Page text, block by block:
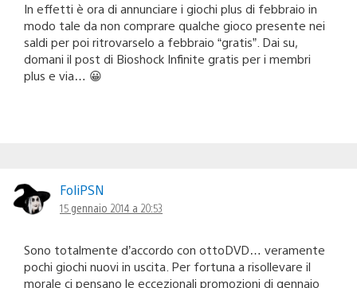
In effetti è ora di annunciare i giochi plus di febbraio in
modo tale da non comprare qualche gioco presente nei
saldi per poi ritrovarselo a febbraio “gratis”. Dai su,
domani il post di Bioshock Infinite gratis per i membri
plus e via… 😀
FoliPSN
15 gennaio 2014 a 20:53
Sono totalmente d’accordo con ottoDVD… veramente
pochi giochi nuovi in uscita. Per fortuna a risollevare il
morale ci pensano le eccezionali promozioni di gennaio